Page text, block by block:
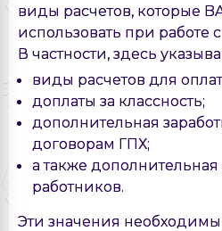
виды расчетов, которые
использовать при работе
В частности, здесь
виды расчетов для
доплаты за классность;
дополнительная
договорам ГПХ;
а также дополнительная
работников.
Эти значения необходимы